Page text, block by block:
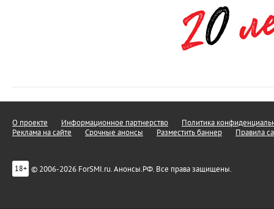
О проекте Информационное партнерство
Политика
Реклама на сайте
Срочные анонсы Разместить баннер Правила
18+ © 2006-2026 ForSMI.ru. Анонсы.РФ. Все права защищены.